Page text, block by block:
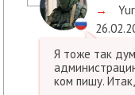
→
Я тоже так
ком пишу.